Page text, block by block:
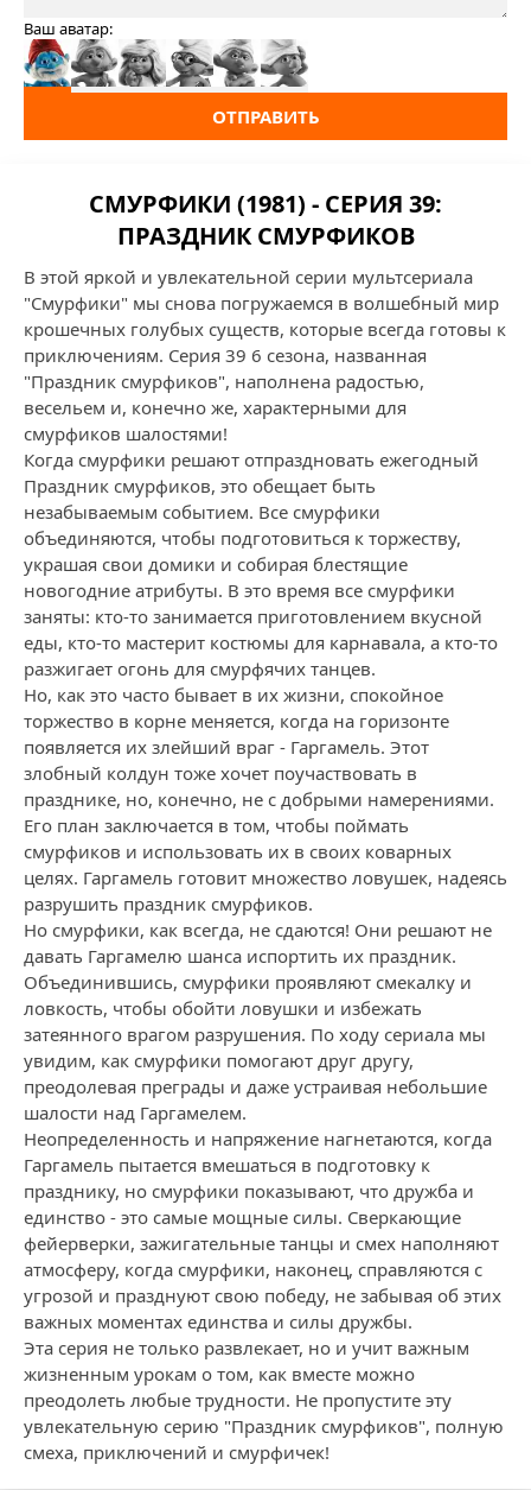
Ваш аватар:
ОТПРАВИТЬ
СМУРФИКИ (1981) - СЕРИЯ 39:
ПРАЗДНИК СМУРФИКОВ
В этой яркой и увлекательной серии мультсериала
"Смурфики" мы снова погружаемся в волшебный мир
крошечных голубых существ, которые всегда готовы к
приключениям. Серия 39 6 сезона, названная
"Праздник смурфиков", наполнена радостью,
весельем и, конечно же, характерными для
смурфиков шалостями!
Когда смурфики решают отпраздновать ежегодный
Праздник смурфиков, это обещает быть
незабываемым событием. Все смурфики
объединяются, чтобы подготовиться к торжеству,
украшая свои домики и собирая блестящие
новогодние атрибуты. В это время все смурфики
заняты: кто-то занимается приготовлением вкусной
еды, кто-то мастерит костюмы для карнавала, а кто-то
разжигает огонь для смурфячих танцев.
Но, как это часто бывает в их жизни, спокойное
торжество в корне меняется, когда на горизонте
появляется их злейший враг - Гаргамель. Этот
злобный колдун тоже хочет поучаствовать в
празднике, но, конечно, не с добрыми намерениями.
Его план заключается в том, чтобы поймать
смурфиков и использовать их в своих коварных
целях. Гаргамель готовит множество ловушек, надеясь
разрушить праздник смурфиков.
Но смурфики, как всегда, не сдаются! Они решают не
давать Гаргамелю шанса испортить их праздник.
Объединившись, смурфики проявляют смекалку и
ловкость, чтобы обойти ловушки и избежать
затеянного врагом разрушения. По ходу сериала мы
увидим, как смурфики помогают друг другу,
преодолевая преграды и даже устраивая небольшие
шалости над Гаргамелем.
Неопределенность и напряжение нагнетаются, когда
Гаргамель пытается вмешаться в подготовку к
празднику, но смурфики показывают, что дружба и
единство - это самые мощные силы. Сверкающие
фейерверки, зажигательные танцы и смех наполняют
атмосферу, когда смурфики, наконец, справляются с
угрозой и празднуют свою победу, не забывая об этих
важных моментах единства и силы дружбы.
Эта серия не только развлекает, но и учит важным
жизненным урокам о том, как вместе можно
преодолеть любые трудности. Не пропустите эту
увлекательную серию "Праздник смурфиков", полную
смеха, приключений и смурфичек!